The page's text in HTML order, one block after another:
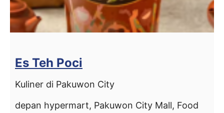
Es Teh Poci
Kuliner di Pakuwon City
depan hypermart, Pakuwon City Mall, Food